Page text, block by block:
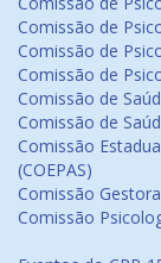
Comissão de
Comissão de
Comissão de
Comissão de
Comissão de
Comissão
(COEPAS)
Comissão
Comissão